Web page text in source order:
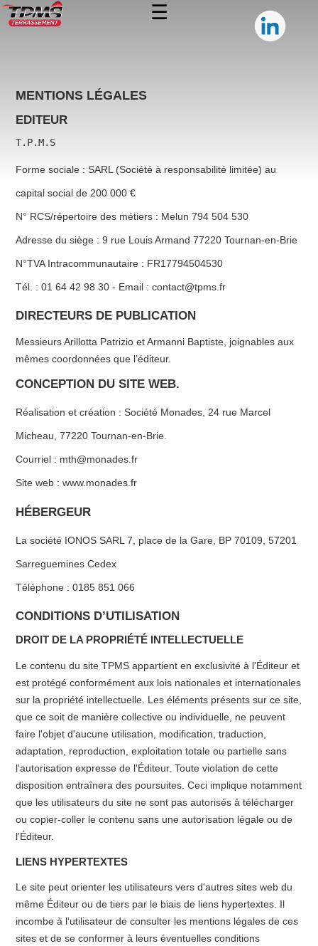
☰
MENTIONS LÉGALES
EDITEUR
T.P.M.S
Forme sociale : SARL (Société à responsabilité limitée) au
capital social de 200 000 €
N° RCS/répertoire des métiers : Melun 794 504 530
Adresse du siège : 9 rue Louis Armand 77220 Tournan-en-Brie
N°TVA Intracommunautaire : FR17794504530
Tél. : 01 64 42 98 30 - Email : contact@tpms.fr
DIRECTEURS DE PUBLICATION
Messieurs Arillotta Patrizio et Armanni Baptiste, joignables aux
mêmes coordonnées que l’éditeur.
CONCEPTION DU SITE WEB.
Réalisation et création : Société Monades, 24 rue Marcel
Micheau, 77220 Tournan-en-Brie.
Courriel : mth@monades.fr
Site web : www.monades.fr
HÉBERGEUR
La société IONOS SARL 7, place de la Gare, BP 70109, 57201
Sarreguemines Cedex
Téléphone : 0185 851 066
CONDITIONS D’UTILISATION
DROIT DE LA PROPRIÉTÉ INTELLECTUELLE
Le contenu du site TPMS appartient en exclusivité à l'Éditeur et
est protégé conformément aux lois nationales et internationales
sur la propriété intellectuelle. Les éléments présents sur ce site,
que ce soit de manière collective ou individuelle, ne peuvent
faire l'objet d'aucune utilisation, modification, traduction,
adaptation, reproduction, exploitation totale ou partielle sans
l'autorisation expresse de l'Éditeur. Toute violation de cette
disposition entraînera des poursuites. Ceci implique notamment
que les utilisateurs du site ne sont pas autorisés à télécharger
ou copier-coller le contenu sans une autorisation légale ou de
l'Éditeur.
LIENS HYPERTEXTES
Le site peut orienter les utilisateurs vers d'autres sites web du
même Éditeur ou de tiers par le biais de liens hypertextes. Il
incombe à l'utilisateur de consulter les mentions légales de ces
sites et de se conformer à leurs éventuelles conditions